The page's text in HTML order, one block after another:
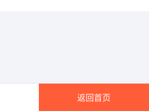
返回首页